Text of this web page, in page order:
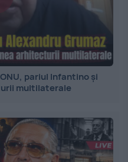
pariul Infantino și
multilaterale